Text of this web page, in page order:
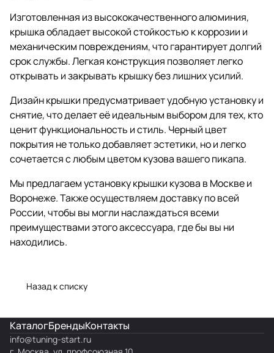
Изготовленная из высококачественного алюминия,
крышка обладает высокой стойкостью к коррозии и
механическим повреждениям, что гарантирует долгий
срок службы. Легкая конструкция позволяет легко
открывать и закрывать крышку без лишних усилий.
Дизайн крышки предусматривает удобную установку и
снятие, что делает её идеальным выбором для тех, кто
ценит функциональность и стиль. Черный цвет
покрытия не только добавляет эстетики, но и легко
сочетается с любым цветом кузова вашего пикапа.
Мы предлагаем установку крышки кузова в Москве и
Воронеже. Также осуществляем доставку по всей
России, чтобы вы могли наслаждаться всеми
преимуществами этого аксессуара, где бы вы ни
находились.
Назад к списку
КаталогБрендыКонтакты
info@tuning-start.ru